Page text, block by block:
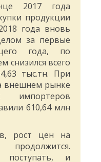
2017 года
продукции
года вновь
за первые
года, по
снизился всего
тыс.тн. При
внешнем рынке
импортеров
610,64 млн
рост цен на
поступать, и